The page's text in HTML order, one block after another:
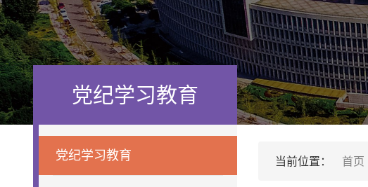
党纪学习教育
党纪学习教育 当前位置： 首页